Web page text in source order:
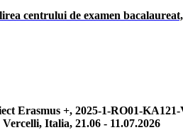
centrului de examen bacalaureat,
Erasmus +, 2025-1-RO01-
Italia, 21.06 - 11.07.2026